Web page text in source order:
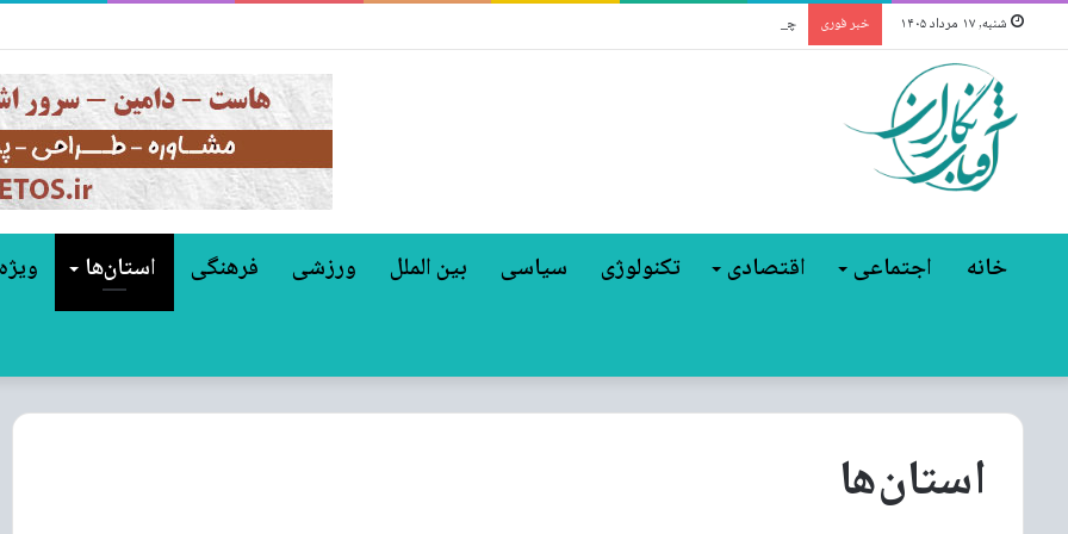
شنبه, ۱۷ مرداد ۱۴۰۵ خبر فوری چگونه حیات‌وحش در آلوده‌ترین منطقه جهان شکوفا شد؟
خانه اجتماعی اقتصادی تکنولوژی سیاسی بین الملل ورزشی فرهنگی استان‌ها ویژه
استان‌ها